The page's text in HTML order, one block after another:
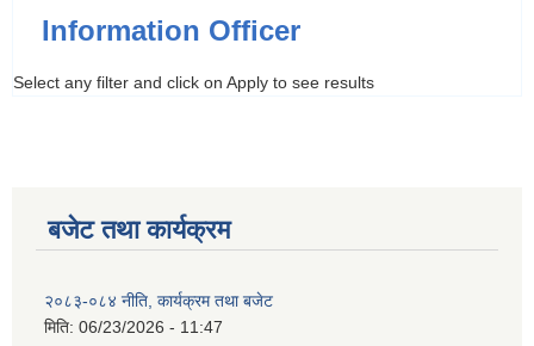
Information Officer
Select any filter and click on Apply to see results
बजेट तथा कार्यक्रम
२०८३-०८४ नीति, कार्यक्रम तथा बजेट
मिति: 06/23/2026 - 11:47